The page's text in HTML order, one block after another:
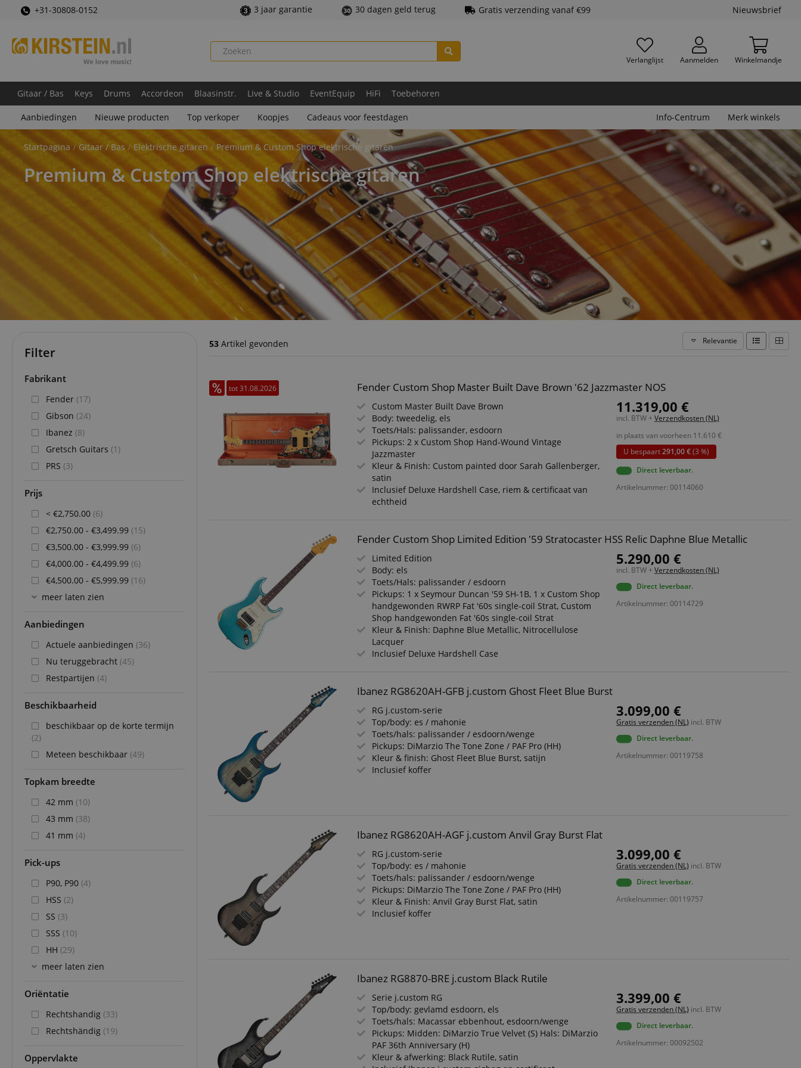
+31-30808-0152 3 jaar garantie 30 dagen geld terug Gratis verzending vanaf €99 Nieuwsbrief
Verlanglijst Aanmelden Winkelmandje
Gitaar / Bas Keys Drums Accordeon Blaasinstr. Live & Studio EventEquip HiFi Toebehoren
Aanbiedingen Nieuwe producten Top verkoper Koopjes Cadeaus voor feestdagen Info-Centrum Merk winkels
Startpagina Gitaar / Bas Elektrische gitaren Premium & Custom Shop elektrische gitaren
Premium & Custom Shop elektrische gitaren
53 Artikel gevonden Relevantie
tot 31.08.2026 Fender Custom Shop Master Built Dave Brown '62 Jazzmaster NOS
Custom Master Built Dave Brown
Body: tweedelig, els
Toets/Hals: palissander, esdoorn
Pickups: 2 x Custom Shop Hand-Wound Vintage
Jazzmaster
Kleur & Finish: Custom painted door Sarah Gallenberger,
satin
Inclusief Deluxe Hardshell Case, riem & certificaat van
echtheid
11.319,00 €
incl. BTW + Verzendkosten (NL)
in plaats van voorheen 11.610 €
U bespaart291,00 €(3 %)
Direct leverbaar.
Artikelnummer: 00114060
Fender Custom Shop Limited Edition '59 Stratocaster HSS Relic Daphne Blue Metallic
Limited Edition
Body: els
Toets/Hals: palissander / esdoorn
Pickups: 1 x Seymour Duncan '59 SH-1B, 1 x Custom Shop
handgewonden RWRP Fat '60s single-coil Strat, Custom
Shop handgewonden Fat '60s single-coil Strat
Kleur & Finish: Daphne Blue Metallic, Nitrocellulose
Lacquer
Inclusief Deluxe Hardshell Case
5.290,00 €
incl. BTW + Verzendkosten (NL)
Direct leverbaar.
Artikelnummer: 00114729
Ibanez RG8620AH-GFB j.custom Ghost Fleet Blue Burst
RG j.custom-serie
Top/body: es / mahonie
Toets/hals: palissander / esdoorn/wenge
Pickups: DiMarzio The Tone Zone / PAF Pro (HH)
Kleur & finish: Ghost Fleet Blue Burst, satijn
Inclusief koffer
3.099,00 €
Gratis verzenden (NL) incl. BTW
Direct leverbaar.
Artikelnummer: 00119758
Ibanez RG8620AH-AGF j.custom Anvil Gray Burst Flat
RG j.custom-serie
Top/body: es / mahonie
Toets/hals: palissander / esdoorn/wenge
Pickups: DiMarzio The Tone Zone / PAF Pro (HH)
Kleur & Finish: Anvil Gray Burst Flat, satin
Inclusief koffer
3.099,00 €
Gratis verzenden (NL) incl. BTW
Direct leverbaar.
Artikelnummer: 00119757
Ibanez RG8870-BRE j.custom Black Rutile
Serie j.custom RG
Top/body: gevlamd esdoorn, els
Toets/hals: Macassar ebbenhout, esdoorn/wenge
Pickups: Midden: DiMarzio True Velvet (S) Hals: DiMarzio
PAF 36th Anniversary (H)
Kleur & afwerking: Black Rutile, satin
3.399,00 €
Gratis verzenden (NL) incl. BTW
Direct leverbaar.
Artikelnummer: 00092502
Filter
Fabrikant
Fender (17)
Gibson (24)
Ibanez (8)
Gretsch Guitars (1)
PRS (3)
Prijs
< €2,750.00 (6)
€2,750.00 - €3,499.99 (15)
€3,500.00 - €3,999.99 (6)
€4,000.00 - €4,499.99 (6)
€4,500.00 - €5,999.99 (16)
meer laten zien
Aanbiedingen
Actuele aanbiedingen (36)
Nu teruggebracht (45)
Restpartijen (4)
Beschikbaarheid
beschikbaar op de korte termijn
(2)
Meteen beschikbaar (49)
Topkam breedte
42 mm (10)
43 mm (38)
41 mm (4)
Pick-ups
P90, P90 (4)
HSS (2)
SS (3)
SSS (10)
HH (29)
meer laten zien
Oriëntatie
Rechtshandig (33)
Rechtshändig (19)
Oppervlakte